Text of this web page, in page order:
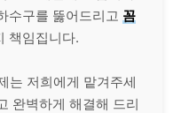
수구를 뚫어드리고 꼼
책임집니다.
는 저희에게 맡겨주세
완벽하게 해결해 드리